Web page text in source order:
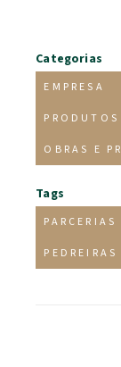
Categorias
EMPRESA
OBRAS E
Tags
PARCERIAS